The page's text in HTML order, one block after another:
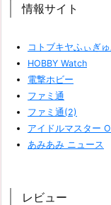
情報サイト
コトブキヤふぃぎ
HOBBY Watch
電撃ホビー
ファミ通
ファミ通(2)
アイドルマスター
あみあみ ニュース
レビュー